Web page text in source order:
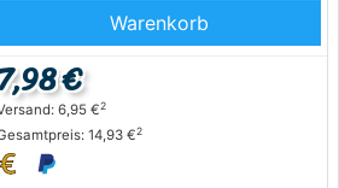
Warenkorb
€
6,95 €2
14,93 €2